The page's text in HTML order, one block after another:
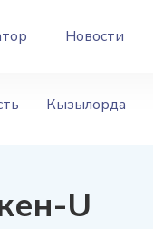
Новости
Кызылорда
U